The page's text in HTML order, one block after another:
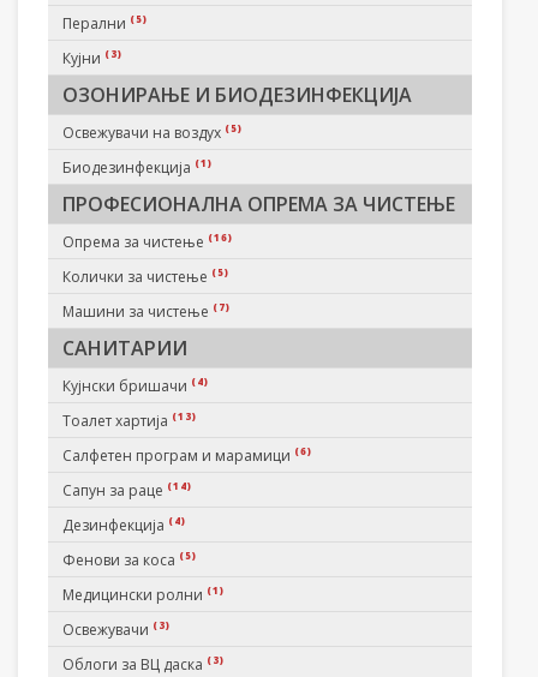
Перални (5)
Кујни (3)
ОЗОНИРАЊЕ И БИОДЕЗИНФЕКЦИЈА
Освежувачи на воздух (5)
Биодезинфекција (1)
ПРОФЕСИОНАЛНА ОПРЕМА ЗА ЧИСТЕЊЕ
Опрема за чистење (16)
Колички за чистење (5)
Машини за чистење (7)
САНИТАРИИ
Кујнски бришачи (4)
Тоалет хартија (13)
Салфетен програм и марамици (6)
Сапун за раце (14)
Дезинфекција (4)
Фенови за коса (5)
Медицински ролни (1)
Освежувачи (3)
Облоги за ВЦ даска (3)